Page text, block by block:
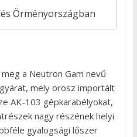
Örményországban
a Neutron Gam nevű
mely orosz importált
AK-103 gépkarabélyokat,
nagy részének helyi
gyalogsági lőszer